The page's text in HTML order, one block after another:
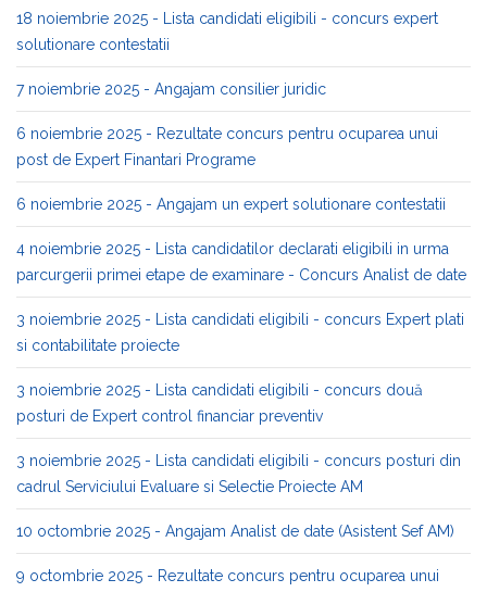
18 noiembrie 2025 - Lista candidati eligibili - concurs expert
solutionare contestatii
7 noiembrie 2025 - Angajam consilier juridic
6 noiembrie 2025 - Rezultate concurs pentru ocuparea unui
post de Expert Finantari Programe
6 noiembrie 2025 - Angajam un expert solutionare contestatii
4 noiembrie 2025 - Lista candidatilor declarati eligibili in urma
parcurgerii primei etape de examinare - Concurs Analist de date
3 noiembrie 2025 - Lista candidati eligibili - concurs Expert plati
si contabilitate proiecte
3 noiembrie 2025 - Lista candidati eligibili - concurs două
posturi de Expert control financiar preventiv
3 noiembrie 2025 - Lista candidati eligibili - concurs posturi din
cadrul Serviciului Evaluare si Selectie Proiecte AM
10 octombrie 2025 - Angajam Analist de date (Asistent Sef AM)
9 octombrie 2025 - Rezultate concurs pentru ocuparea unui